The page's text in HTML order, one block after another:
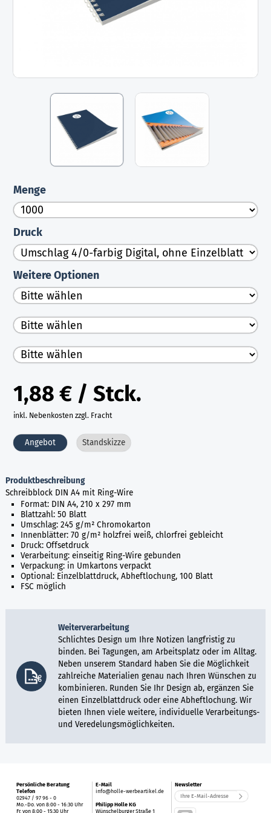
Menge
Druck
Weitere Optionen
1,88 € / Stck.
inkl. Nebenkosten zzgl. Fracht
Angebot Standskizze
Produktbeschreibung
Schreibblock DIN A4 mit Ring-Wire
Format: DIN A4, 210 x 297 mm
Blattzahl: 50 Blatt
Umschlag: 245 g/m² Chromokarton
Innenblätter: 70 g/m² holzfrei weiß, chlorfrei gebleicht
Druck: Offsetdruck
Verarbeitung: einseitig Ring-Wire gebunden
Verpackung: in Umkartons verpackt
Optional: Einzelblattdruck, Abheftlochung, 100 Blatt
FSC möglich
Weiterverarbeitung
Schlichtes Design um Ihre Notizen langfristig zu
binden. Bei Tagungen, am Arbeitsplatz oder im Alltag.
Neben unserem Standard haben Sie die Möglichkeit
zahlreiche Materialien genau nach Ihren Wünschen zu
kombinieren. Runden Sie Ihr Design ab, ergänzen Sie
einen Einzelblattdruck oder eine Abheftlochung. Wir
bieten Ihnen viele weitere, individuelle Verarbeitungs-
und Veredelungsmöglichkeiten.
Persönliche Beratung
Telefon
02947 / 97 96 - 0
Mo.-Do. von 8:00 - 16:30 Uhr
Fr. von 8:00 - 15:30 Uhr
E-Mail
info@holle-werbeartikel.de
Philipp Holle KG
Wünschelburger Straße 1
Newsletter